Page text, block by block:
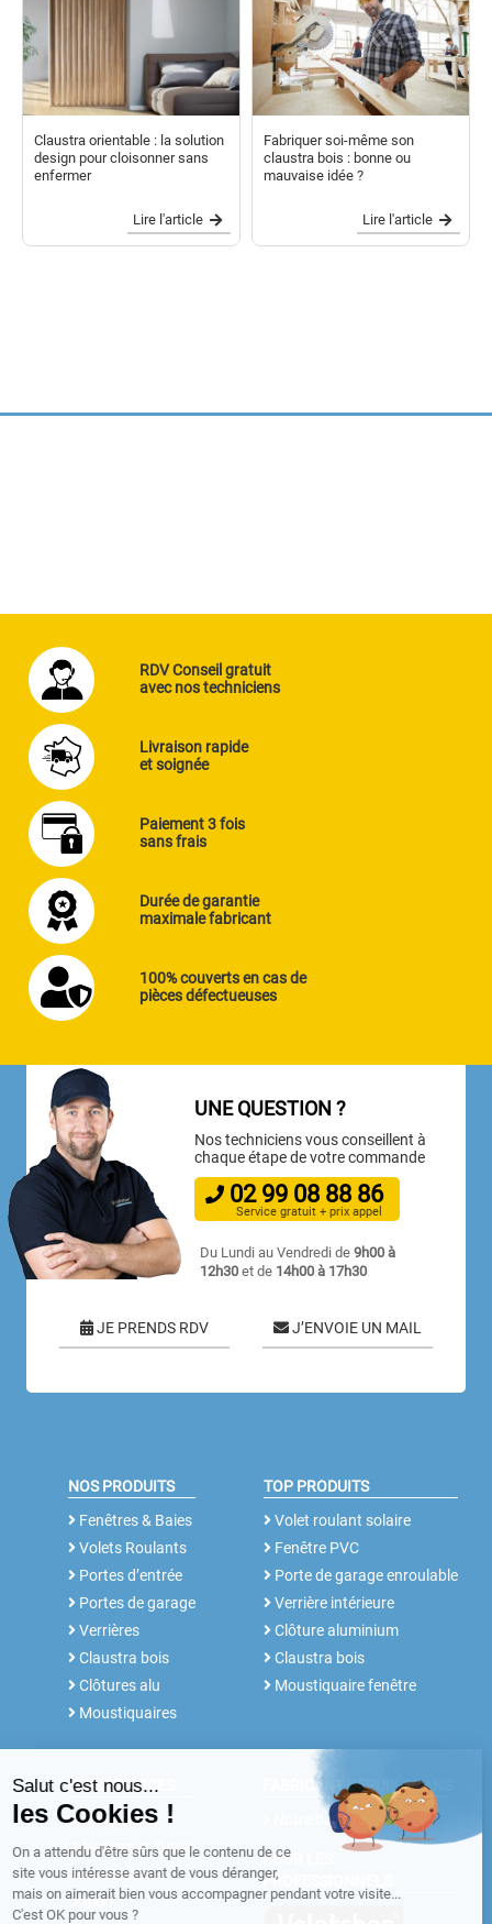
Claustra orientable : la solution
design pour cloisonner sans
enfermer
Lire l'article
Fabriquer soi-même son
claustra bois : bonne ou
mauvaise idée ?
Lire l'article
RDV Conseil gratuit
avec nos techniciens
Livraison rapide
et soignée
Paiement 3 fois
sans frais
Durée de garantie
maximale fabricant
100% couverts en cas de
pièces défectueuses
UNE QUESTION ?
Nos techniciens vous conseillent à
chaque étape de votre commande
02 99 08 88 86
Service gratuit + prix appel
Du Lundi au Vendredi de9h00 à
12h30 et de 14h00 à 17h30
JE PRENDS RDV J’ENVOIE UN MAIL
NOS PRODUITS
Fenêtres & Baies
Volets Roulants
Portes d’entrée
Portes de garage
Verrières
Claustra bois
Clôtures alu
Moustiquaires
TOP PRODUITS
Volet roulant solaire
Fenêtre PVC
Porte de garage enroulable
Verrière intérieure
Clôture aluminium
Claustra bois
Moustiquaire fenêtre
NOS SERVICES
Rdv conseil
Notices et Tutos
Réalisations
Blog
FABRICANT DEPUIS 30 ANS
Notre histoire
POUR LES
PROFESSIONNELS